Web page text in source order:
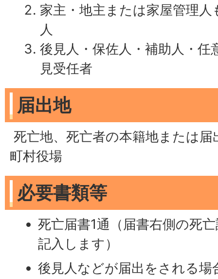
家主・地主または家屋管理
人
後見人・保佐人・補助人・任
見受任者
届出地
死亡地、死亡者の本籍地または
町村役場
必要書類等
死亡届書1通（届書右側の死
記入します）
後見人などが届出をされる場